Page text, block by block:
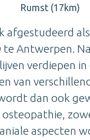
Rumst (17km)
afgestudeerd
te Antwerpen.
verdiepen
van
dan ook
osteopathie,
aspecten